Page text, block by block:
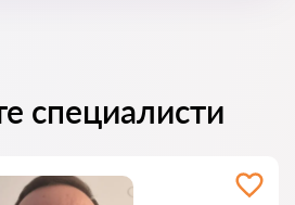
специалисти